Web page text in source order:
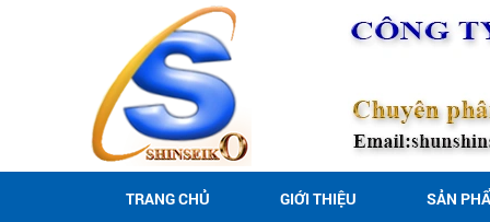
TRANG CHỦ GIỚI THIỆU SẢN